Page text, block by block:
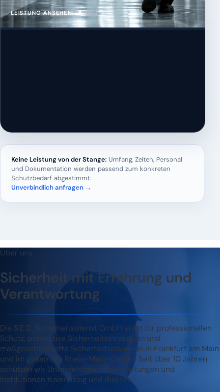
LEISTUNG ANSEHEN ↗
Keine Leistung von der Stange: Umfang, Zeiten, Personal
und Dokumentation werden passend zum konkreten
Schutzbedarf abgestimmt.
Unverbindlich anfragen →
Über uns
Sicherheit mit Erfahrung und
Verantwortung
Die S.E.C. Sicherheitsdienst GmbH steht für professionellen
Schutz, präventive Sicherheitsstrategien und
maßgeschneiderte Sicherheitslösungen in Frankfurt am Main
und im gesamten Rhein-Main-Gebiet. Seit über 10 Jahren
schützen wir Unternehmen, Veranstaltungen und
Institutionen zuverlässig und diskret.